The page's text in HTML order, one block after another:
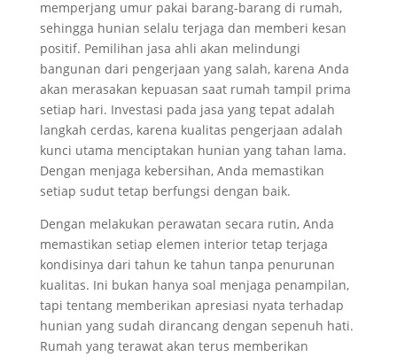
memperjang umur pakai barang-barang di rumah,
sehingga hunian selalu terjaga dan memberi kesan
positif. Pemilihan jasa ahli akan melindungi
bangunan dari pengerjaan yang salah, karena Anda
akan merasakan kepuasan saat rumah tampil prima
setiap hari. Investasi pada jasa yang tepat adalah
langkah cerdas, karena kualitas pengerjaan adalah
kunci utama menciptakan hunian yang tahan lama.
Dengan menjaga kebersihan, Anda memastikan
setiap sudut tetap berfungsi dengan baik.
Dengan melakukan perawatan secara rutin, Anda
memastikan setiap elemen interior tetap terjaga
kondisinya dari tahun ke tahun tanpa penurunan
kualitas. Ini bukan hanya soal menjaga penampilan,
tapi tentang memberikan apresiasi nyata terhadap
hunian yang sudah dirancang dengan sepenuh hati.
Rumah yang terawat akan terus memberikan